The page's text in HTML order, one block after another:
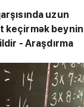
uzun
keçirmək beynin
- Araşdırma